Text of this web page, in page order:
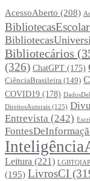
AcessoAberto (208)
Bibliotecários
(326) ChatGPT (175)
CiênciaBrasileira (149)
COVID19 (178)
DireitosAutorais (125)
Entrevista (242)
Leitura (221) LGBTQIAP
(195) LivrosCI